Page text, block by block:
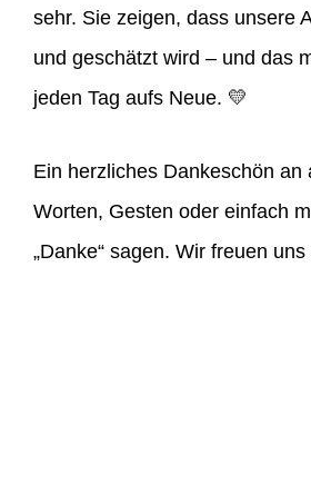
sehr. Sie zeigen, dass unsere
und geschätzt wird – und das
jeden Tag aufs Neue. 💛
Ein herzliches Dankeschön an
Worten, Gesten oder einfach
„Danke“ sagen. Wir freuen